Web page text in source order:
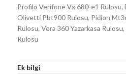
Profilo Verifone Vx 680-e1 Rulosu,
Olivetti Pbt900 Rulosu, Pidion
Rulosu, Vera 360 Yazarkasa
Rulosu
Ek bilgi